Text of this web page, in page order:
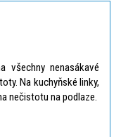
všechny nenasákavé
Na kuchyňské linky,
nečistotu na podlaze.